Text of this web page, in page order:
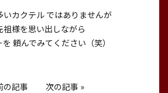
いカクテル ではありませんが
祖様を思い出しながら
頼んでみてください（笑）
の記事 次の記事 »